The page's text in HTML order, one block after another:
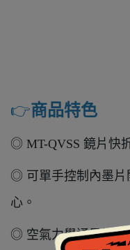
👉️商品特色
◎ MT-QVSS 鏡片快
◎ 可單手控制內墨片
心。
◎ 空氣力學通風設計